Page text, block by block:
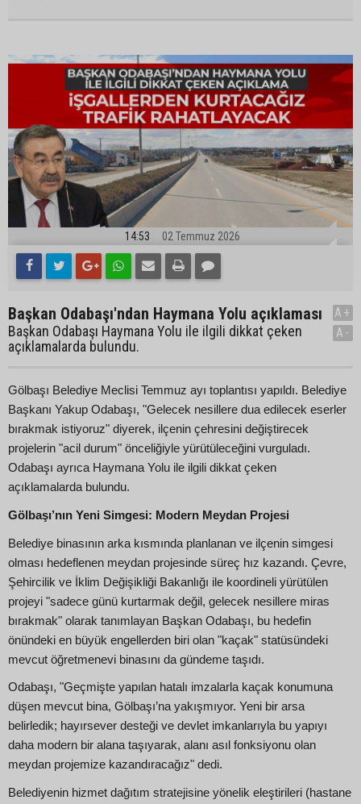
14:53 02 Temmuz 2026
Başkan Odabaşı'ndan Haymana Yolu açıklaması
Başkan Odabaşı Haymana Yolu ile ilgili dikkat çeken
açıklamalarda bulundu.
A+
A-
Gölbaşı Belediye Meclisi Temmuz ayı toplantısı yapıldı. Belediye
Başkanı Yakup Odabaşı, "Gelecek nesillere dua edilecek eserler
bırakmak istiyoruz" diyerek, ilçenin çehresini değiştirecek
projelerin "acil durum" önceliğiyle yürütüleceğini vurguladı.
Odabaşı ayrıca Haymana Yolu ile ilgili dikkat çeken
açıklamalarda bulundu.
Gölbaşı’nın Yeni Simgesi: Modern Meydan Projesi
Belediye binasının arka kısmında planlanan ve ilçenin simgesi
olması hedeflenen meydan projesinde süreç hız kazandı. Çevre,
Şehircilik ve İklim Değişikliği Bakanlığı ile koordineli yürütülen
projeyi "sadece günü kurtarmak değil, gelecek nesillere miras
bırakmak" olarak tanımlayan Başkan Odabaşı, bu hedefin
önündeki en büyük engellerden biri olan "kaçak" statüsündeki
mevcut öğretmenevi binasını da gündeme taşıdı.
Odabaşı, "Geçmişte yapılan hatalı imzalarla kaçak konumuna
düşen mevcut bina, Gölbaşı’na yakışmıyor. Yeni bir arsa
belirledik; hayırsever desteği ve devlet imkanlarıyla bu yapıyı
daha modern bir alana taşıyarak, alanı asıl fonksiyonu olan
meydan projemize kazandıracağız" dedi.
Belediyenin hizmet dağıtım stratejisine yönelik eleştirileri (hastane